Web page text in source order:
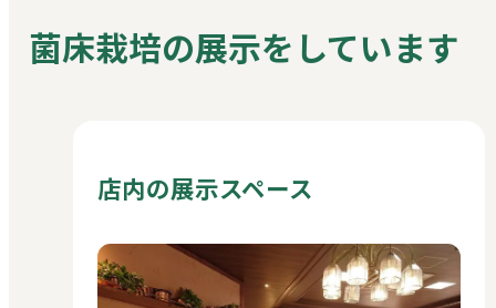
菌床栽培の展示をしています
店内の展示スペース